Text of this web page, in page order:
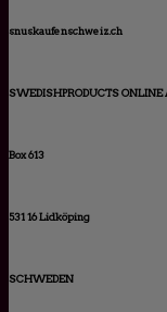
snuskaufenschweiz.ch
SWEDISHPRODUCTS ONLINE
Box 613
531 16 Lidköping
SCHWEDEN